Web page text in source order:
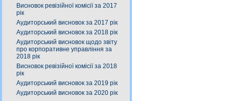
Висновок ревізійної комісії за 2017
рік
Аудиторський висновок за 2017 рік
Аудиторський висновок за 2018 рік
Аудиторський висновок щодо звіту
про корпоративне управління за
2018 рік
Висновок ревізійної комісії за 2018
рік
Аудиторський висновок за 2019 рік
Аудиторський висновок за 2020 рік